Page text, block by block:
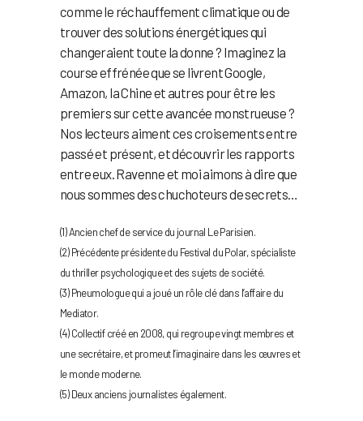
comme le réchauffement climatique ou de
trouver des solutions énergétiques qui
changeraient toute la donne ? Imaginez la
course effrénée que se livrent Google,
Amazon, la Chine et autres pour être les
premiers sur cette avancée monstrueuse ?
Nos lecteurs aiment ces croisements entre
passé et présent, et découvrir les rapports
entre eux. Ravenne et moi aimons à dire que
nous sommes des chuchoteurs de secrets…
(1) Ancien chef de service du journal Le Parisien.
(2) Précédente présidente du Festival du Polar, spécialiste
du thriller psychologique et des sujets de société.
(3) Pneumologue qui a joué un rôle clé dans l’affaire du
Mediator.
(4) Collectif créé en 2008, qui regroupe vingt membres et
une secrétaire, et promeut l’imaginaire dans les œuvres et
le monde moderne.
(5) Deux anciens journalistes également.